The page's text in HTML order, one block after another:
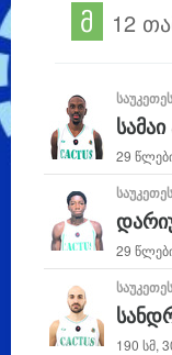
მ 12
29
29
190 სმ,